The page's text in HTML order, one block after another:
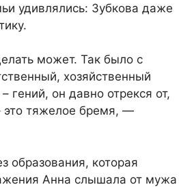
удивлялись: Зубкова даже
может. Так было с
хозяйственный
он давно отрекся от,
это тяжелое бремя, —
которая
Анна слышала от мужа